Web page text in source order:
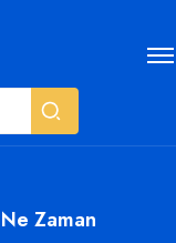
Zaman